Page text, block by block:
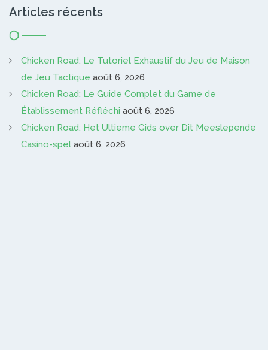
Articles récents
Chicken Road: Le Tutoriel Exhaustif du Jeu de Maison
de Jeu Tactique août 6, 2026
Chicken Road: Le Guide Complet du Game de
Établissement Réfléchi août 6, 2026
Chicken Road: Het Ultieme Gids over Dit Meeslepende
Casino-spel août 6, 2026